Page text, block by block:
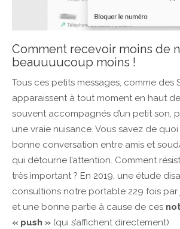
Comment recevoir moins de
beauuuucoup moins !
Tous ces petits messages, comme des
apparaissent à tout moment en haut
souvent accompagnés d’un petit son,
une vraie nuisance. Vous savez de
bonne conversation entre amis et
qui détourne l’attention. Comment
très important ? En 2019, une étude
consultions notre portable 229 fois par
et une bonne partie à cause de ces
« push » (qui s’affichent directement).